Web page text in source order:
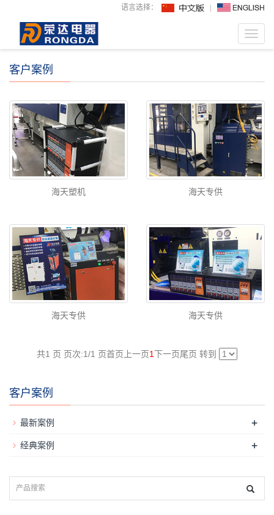
语言选择：
客户案例
海天塑机 海天专供
海天专供 海天专供
共1 页 页次:1/1 页首页 上一页1下一页尾页 转到
客户案例
最新案例 +
经典案例 +